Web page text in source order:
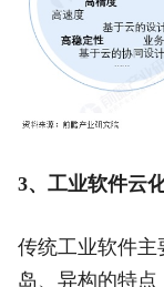
3、工业软件云
传统工业软件
岛、异构的特